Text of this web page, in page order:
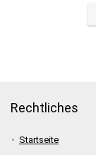
Rechtliches
Startseite